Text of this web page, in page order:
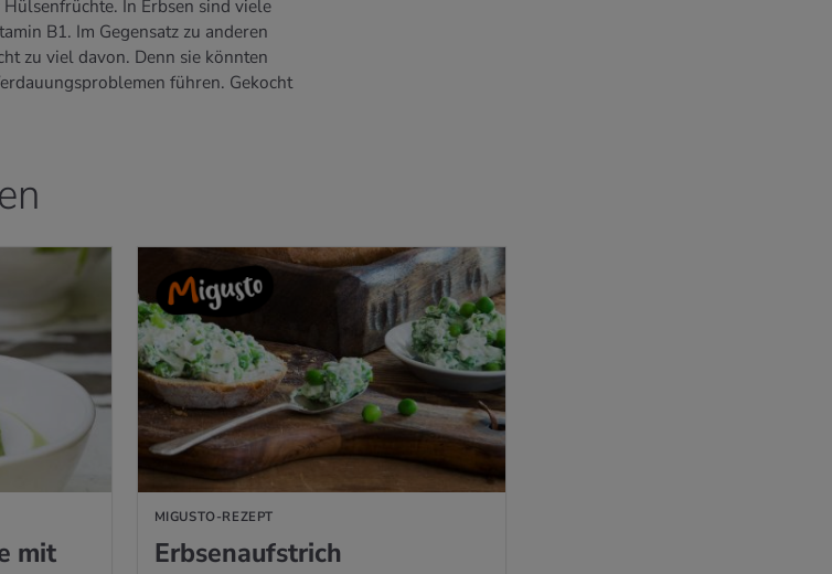
In Erbsen sind viele
B1. Im Gegensatz zu anderen
zu viel davon. Denn sie könnten
führen. Gekocht
mit
MIGUSTO-REZEPT
Erb­sen­auf­strich